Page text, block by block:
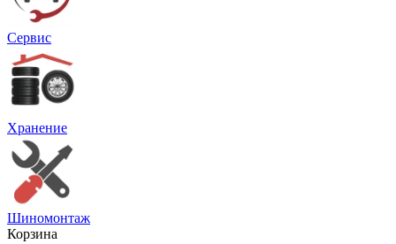
Сервис
Хранение
Шиномонтаж
Корзина